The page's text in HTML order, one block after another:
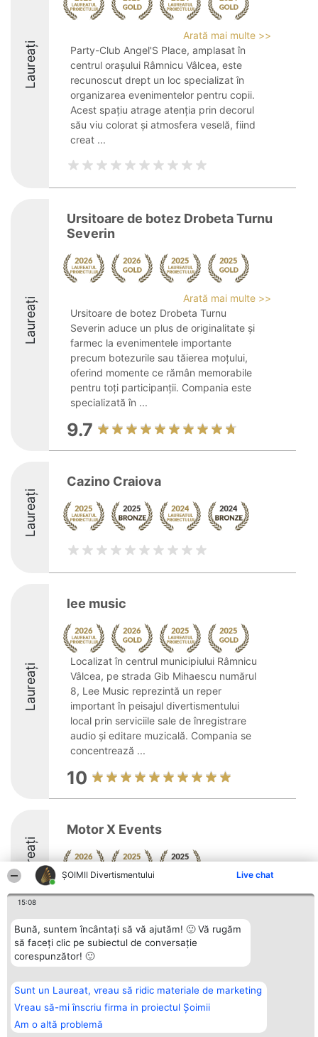
ŞOIMII Divertismentului Live chat
15:08
Bună, suntem încântați să vă ajutăm! 🙂 Vă rugăm
să faceți clic pe subiectul de conversație
corespunzător! 🙂
Sunt un Laureat, vreau să ridic materiale de marketing
Vreau să-mi înscriu firma in proiectul Șoimii
Am o altă problemă
Laureați
Arată mai multe >>
Party-Club Angel'S Place, amplasat în
centrul orașului Râmnicu Vâlcea, este
recunoscut drept un loc specializat în
organizarea evenimentelor pentru copii.
Acest spațiu atrage atenția prin decorul
său viu colorat și atmosfera veselă, fiind
creat ...
Laureați
Ursitoare de botez Drobeta Turnu
Severin
Arată mai multe >>
Ursitoare de botez Drobeta Turnu
Severin aduce un plus de originalitate și
farmec la evenimentele importante
precum botezurile sau tăierea moțului,
oferind momente ce rămân memorabile
pentru toți participanții. Compania este
specializată în ...
9.7
Laureați
Cazino Craiova
Laureați
lee music
Localizat în centrul municipiului Râmnicu
Vâlcea, pe strada Gib Mihaescu numărul
8, Lee Music reprezintă un reper
important în peisajul divertismentului
local prin serviciile sale de înregistrare
audio și editare muzicală. Compania se
concentrează ...
10
Laureați
Motor X Events
8.8
Organizator Ranking
BRIGHT SOLUTIONS BR SRL
Sc. A Et. 4 Ap. 13 Cod 061952
București
CUI 36737675
tel: +40 770 990 492
Plebiscyt
Laureaților
Reguli
Politica de